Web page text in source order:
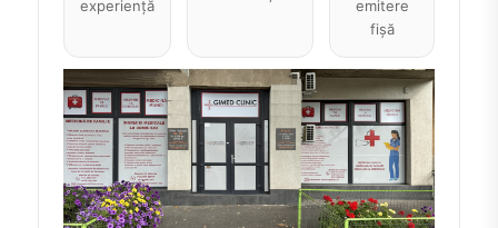
experiență
emitere
fișă